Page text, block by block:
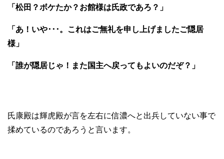
「松田？ボケたか？お館様は氏政であろ？」
「あ！いや･･･。これはご無礼を申し上げましたご隠居
様」
「誰が隠居じゃ！また国主へ戻ってもよいのだぞ？」
氏康殿は輝虎殿が言を左右に信濃へと出兵していない事で
揉めているのであろうと言います。